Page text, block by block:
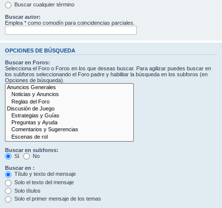
Buscar cualquier término
Buscar autor:
Emplea * como comodín para coincidencias parciales.
OPCIONES DE BÚSQUEDA
Buscar en Foros:
Selecciona el Foro o Foros en los que deseas buscar. Para agilizar puedes buscar en
los subforos seleccionando el Foro padre y habilitar la búsqueda en los subforos (en
Opciones de búsqueda).
Buscar en subforos:
Sí
No
Buscar en :
Título y texto del mensaje
Solo el texto del mensaje
Solo títulos
Solo el primer mensaje de los temas